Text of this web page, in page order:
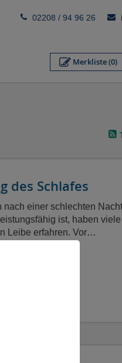
02208 / 94 96 26
Merkliste(0)
des Schlafes
nach einer schlechten
ist, haben
Leibe erfahren. Vor…